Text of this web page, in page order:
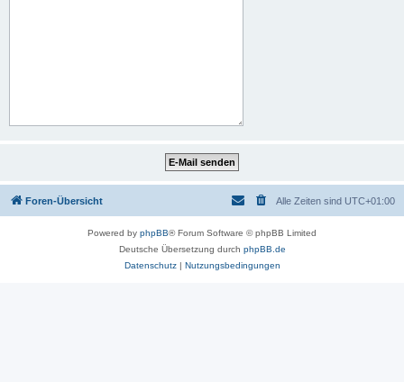
Foren-Übersicht Alle Zeiten sind UTC+01:00
Powered by phpBB® Forum Software © phpBB Limited
Deutsche Übersetzung durch phpBB.de
Datenschutz| Nutzungsbedingungen